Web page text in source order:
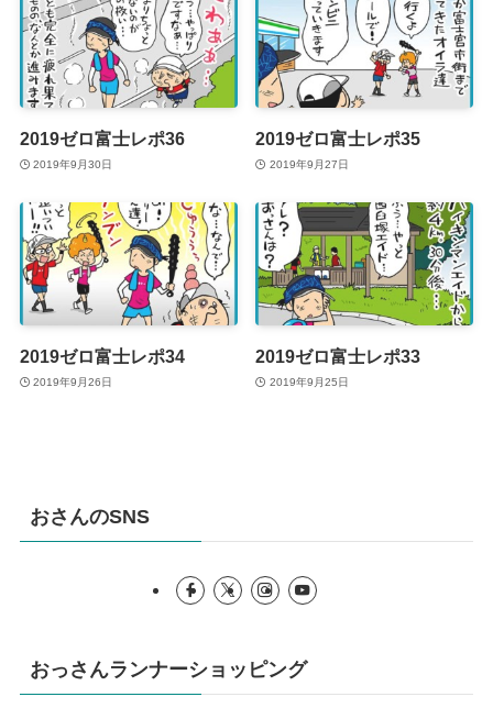
2019ゼロ富士レポ36
2019年9月30日
2019ゼロ富士レポ35
2019年9月27日
2019ゼロ富士レポ34
2019年9月26日
2019ゼロ富士レポ33
2019年9月25日
おさんのSNS
おっさんランナーショッピング